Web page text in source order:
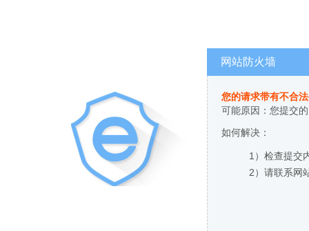
网站防火墙
您的请求带有不合
可能原因：您提交
如何解决：
1）检查提交
2）请联系网